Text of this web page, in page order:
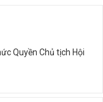
Quyền Chủ tịch Hội